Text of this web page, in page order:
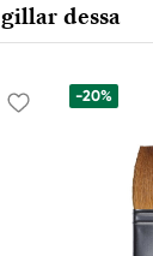
dessa
-20%